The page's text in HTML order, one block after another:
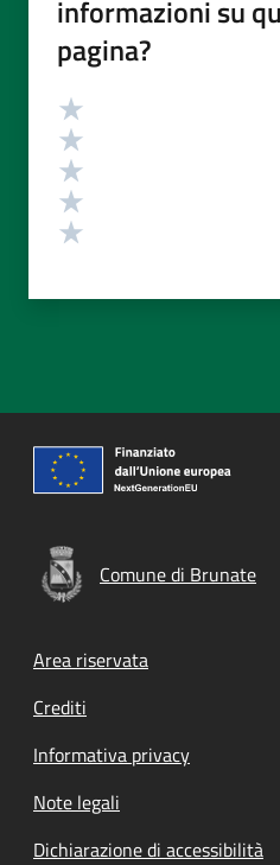
informazioni su
pagina?
Valutazione
Comune di Brunate
Footer menu
Area riservata
Crediti
Informativa privacy
Note legali
Dichiarazione di accessibilità